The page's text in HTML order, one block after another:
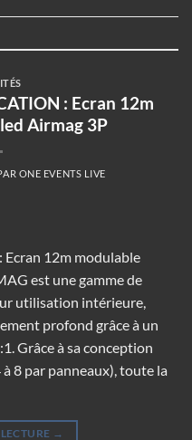
: Ecran 12m
Airmag 3P
ONE EVENTS LIVE
Ecran 12m modulable
est une gamme de
utilisation intérieure,
profond grâce à un
Grâce à sa conception
8 par panneaux), toute la
→